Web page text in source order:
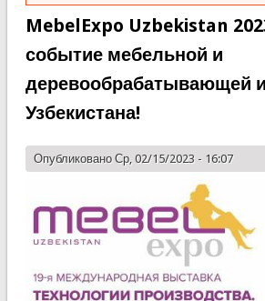
MebelExpo Uzbekistan
событие мебельной и
деревообрабатывающей
Узбекистана!
Опубликовано Ср, 02/15/2023 - 16:07